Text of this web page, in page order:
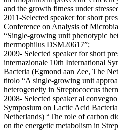
and the growth fitness under
2011-Selected speaker for short
Conference on Analysis of
“Single-growing unit phenotypic
thermophilus DSM20617”;
2009- Selected speaker for short
internazionale 10th International
Bacteria (Egmond aan Zee, The
titolo “A single-growing unit
heterogeneity in Streptococcus
2008- Selected speaker al
Symposium on Lactic Acid
Netherlands) “The role of carbon
on the energetic metabolism in